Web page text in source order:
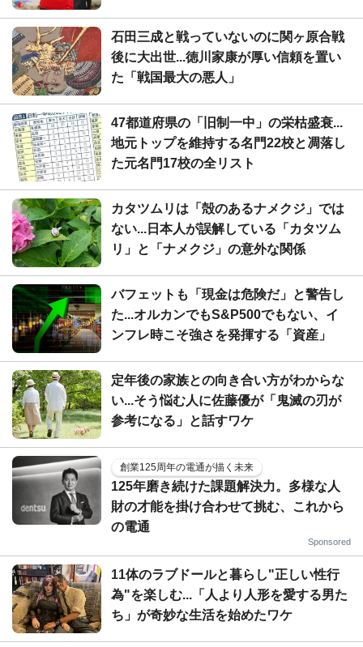
石田三成と戦っていないのに関ヶ原合戦
後に大出世...徳川家康が厚い信頼を置い
た「戦国最大の悪人」
47都道府県の「旧制一中」の栄枯盛衰...
地元トップを維持する名門22校と凋落し
た元名門17校の全リスト
カタツムリは「殻のあるナメクジ」では
ない...日本人が誤解している「カタツム
リ」と「ナメクジ」の意外な関係
バフェットも「現金は危険だ」と警告し
た...オルカンでもS&P500でもない、イ
ンフレ時こそ強さを発揮する「資産」
定年後の家族との向き合い方がわからな
い...そう悩む人に佐藤優が「鬼滅の刃が
参考になる」と話すワケ
創業125周年の電通が描く未来
125年磨き続けた課題解決力。多様な人
財の才能を掛け合わせて挑む、これから
の電通
Sponsored
11体のラブドールと暮らし"正しい性行
為"を楽しむ...「人より人形を愛する男た
ち」が奇妙な生活を始めたワケ